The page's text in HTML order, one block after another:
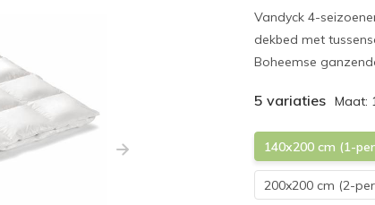
Vandyck 4-
dekbed met
Boheemse
5 variaties Maat:
140x200 cm (1-
200x200 cm (2-